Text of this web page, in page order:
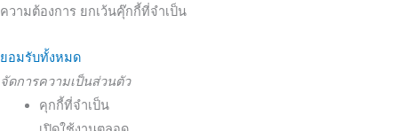
ความต้องการ ยกเว้นคุ๊กกี้ที่จำเป็น
ยอมรับทั้งหมด
จัดการความเป็นส่วนตัว
คุกกี้ที่จำเป็น